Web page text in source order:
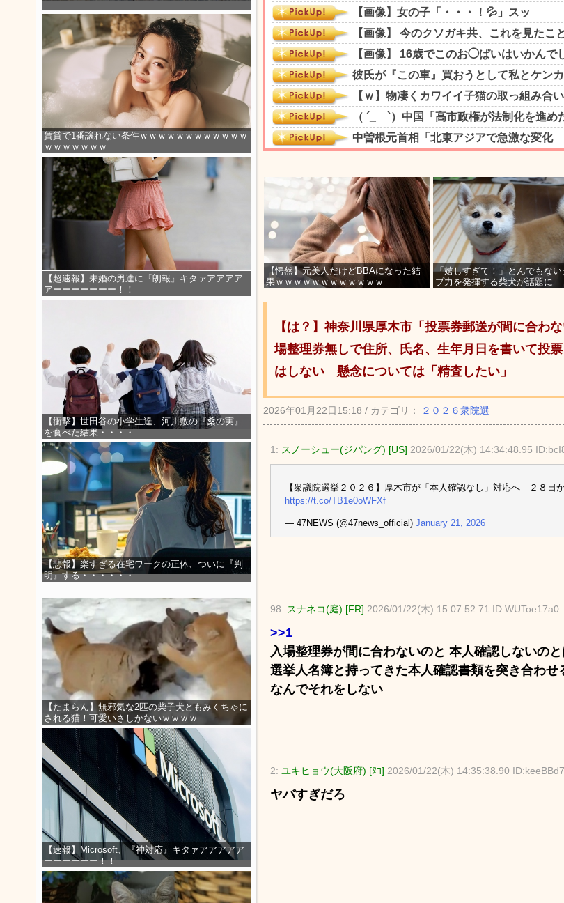
賃貸で1番譲れない条件ｗｗｗｗｗｗｗｗｗｗｗｗ
ｗｗｗｗｗｗｗ
【超速報】未婚の男達に『朗報』キタァアアアア
アーーーーーーー！！
【衝撃】世田谷の小学生達、河川敷の『桑の実』
を食べた結果・・・・
【悲報】楽すぎる在宅ワークの正体、ついに『判
明』する・・・・・・
【たまらん】無邪気な2匹の柴子犬ともみくちゃに
される猫！可愛いさしかないｗｗｗｗ
【速報】Microsoft、『神対応』キタァアアアアア
ーーーーーー！！
【愕然】元美人だけどBBAになった結
果ｗｗｗｗｗｗｗｗｗｗｗｗ
「嬉しすぎて！」とんでもない
プ力を発揮する柴犬が話題に
【は？】神奈川県厚木市「投票券郵送が間に合わ
場整理券無しで住所、氏名、生年月日を書いて投
はしない 懸念については「精査したい」
2026年01月22日15:18 / カテゴリ： ２０２６衆院選
1: スノーシュー(ジパング) [US] 2026/01/22(木) 14:34:48.95
【衆議院選挙２０２６】厚木市が「本人確認なし」対応へ ２８
https://t.co/TB1e0oWFXf
— 47NEWS (@47news_official) January 21, 2026
98: スナネコ(庭) [FR] 2026/01/22(木) 15:07:52.71 ID:WUToe17a0
>>1
入場整理券が間に合わないのと 本人確認しないの
選挙人名簿と持ってきた本人確認書類を突き合わせ
なんでそれをしない
2: ユキヒョウ(大阪府) [ﾇｺ] 2026/01/22(木) 14:35:38.90
ヤバすぎだろ